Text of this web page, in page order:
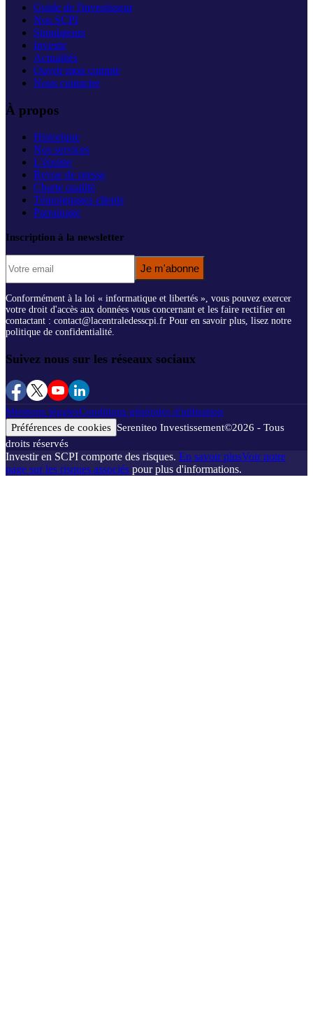
Guide de l'investisseur
Nos SCPI
Simulateurs
Investir
Actualités
Ouvrir mon compte
Nous contacter
À propos
Historique
Nos services
L'équipe
Revue de presse
Charte qualité
Témoignages clients
Parrainage
Inscription à la newsletter
Je m'abonne
Conformément à la loi « informatique et libertés », vous pouvez exercer
votre droit d'accès aux données vous concernant et les faire rectifier en
contactant : contact@lacentraledesscpi.fr Pour en savoir plus, lisez notre
politique de confidentialité.
Suivez nous sur les réseaux sociaux
Mentions légalesConditions générales d'utilisation
Préférences de cookies Sereniteo Investissement©2026 - Tous
droits réservés
Investir en SCPI comporte des risques. En savoir plusVoir notre
page sur les risques associés pour plus d'informations.